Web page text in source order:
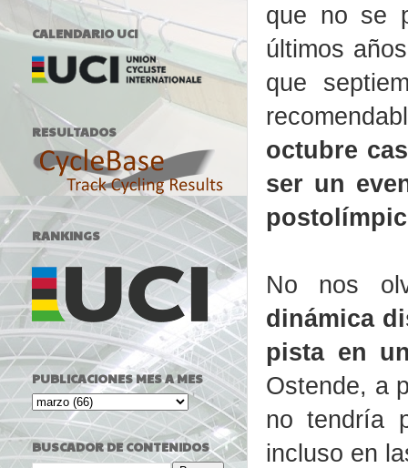
que no se
últimos
que
octubre
ser un
No nos
dinámica
pista en
Ostende, a
no tendría
incluso en
CALENDARIO UCI
RESULTADOS
RANKINGS
PUBLICACIONES MES A MES
BUSCADOR DE CONTENIDOS